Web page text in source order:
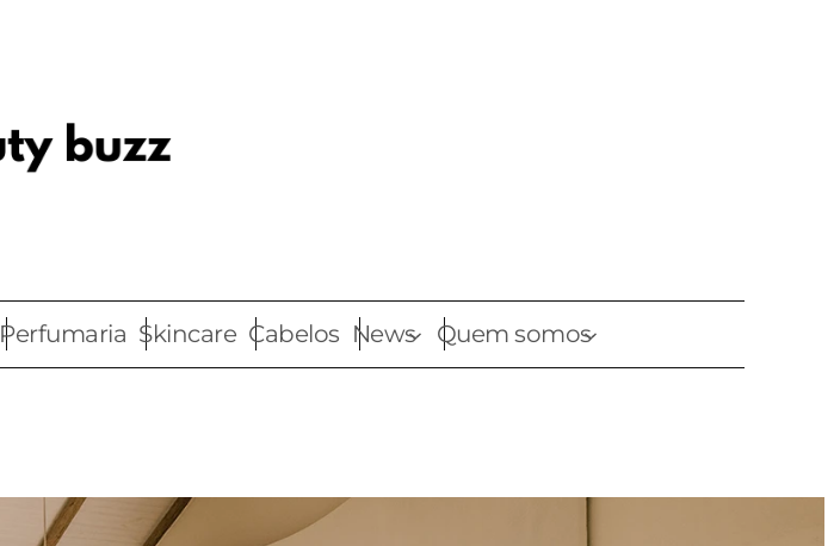
Perfumaria Skincare Cabelos News Quem somos